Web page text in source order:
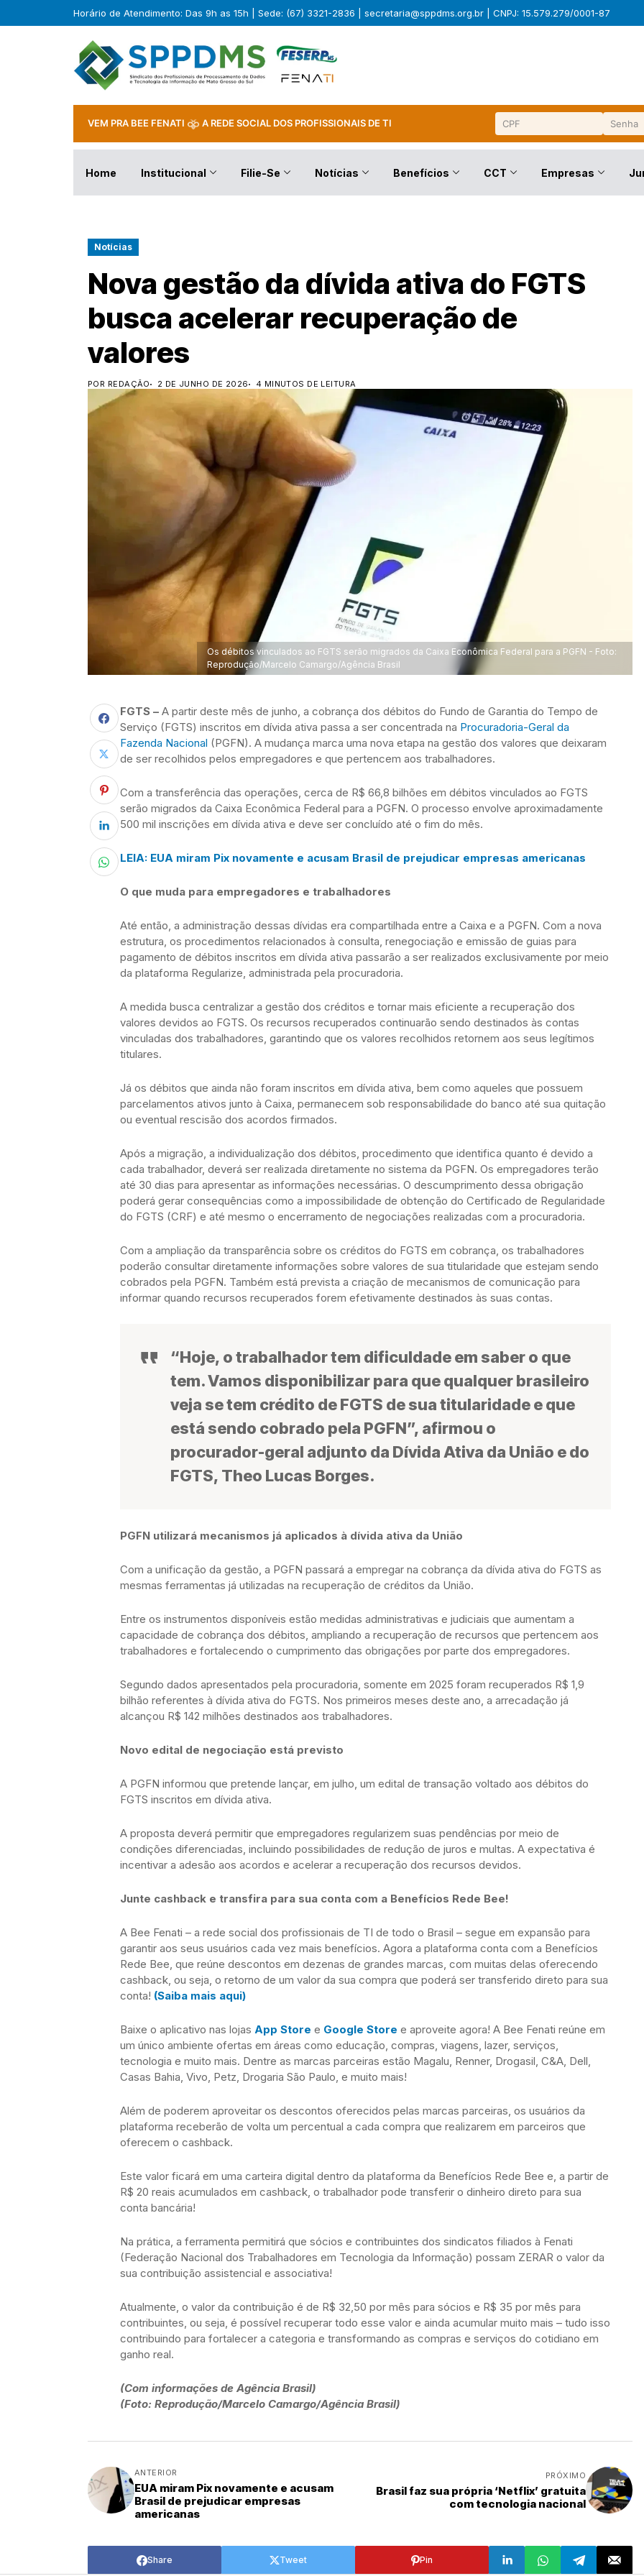
Horário de Atendimento: Das 9h as 15h | Sede: (67) 3321-2836 | secretaria@sppdms.org.br | CNPJ: 15.579.279/0001-87
VEM PRA BEE FENATI A REDE SOCIAL DOS PROFISSIONAIS DE TI
Home Institucional Filie-Se Notícias Benefícios CCT Empresas
Notícias
Nova gestão da dívida ativa do FGTS
busca acelerar recuperação de
valores
POR REDAÇÃO 2 DE JUNHO DE 2026 4 MINUTOS DE LEITURA
Os débitos vinculados ao FGTS serão migrados da Caixa Econômica Federal para a PGFN - Foto:
Reprodução/Marcelo Camargo/Agência Brasil
FGTS – A partir deste mês de junho, a cobrança dos débitos do Fundo de Garantia do Tempo de
Serviço (FGTS) inscritos em dívida ativa passa a ser concentrada na Procuradoria-Geral da
Fazenda Nacional (PGFN). A mudança marca uma nova etapa na gestão dos valores que deixaram
de ser recolhidos pelos empregadores e que pertencem aos trabalhadores.
Com a transferência das operações, cerca de R$ 66,8 bilhões em débitos vinculados ao FGTS
serão migrados da Caixa Econômica Federal para a PGFN. O processo envolve aproximadamente
500 mil inscrições em dívida ativa e deve ser concluído até o fim do mês.
LEIA: EUA miram Pix novamente e acusam Brasil de prejudicar empresas americanas
O que muda para empregadores e trabalhadores
Até então, a administração dessas dívidas era compartilhada entre a Caixa e a PGFN. Com a nova
estrutura, os procedimentos relacionados à consulta, renegociação e emissão de guias para
pagamento de débitos inscritos em dívida ativa passarão a ser realizados exclusivamente por meio
da plataforma Regularize, administrada pela procuradoria.
A medida busca centralizar a gestão dos créditos e tornar mais eficiente a recuperação dos
valores devidos ao FGTS. Os recursos recuperados continuarão sendo destinados às contas
vinculadas dos trabalhadores, garantindo que os valores recolhidos retornem aos seus legítimos
titulares.
Já os débitos que ainda não foram inscritos em dívida ativa, bem como aqueles que possuem
parcelamentos ativos junto à Caixa, permanecem sob responsabilidade do banco até sua quitação
ou eventual rescisão dos acordos firmados.
Após a migração, a individualização dos débitos, procedimento que identifica quanto é devido a
cada trabalhador, deverá ser realizada diretamente no sistema da PGFN. Os empregadores terão
até 30 dias para apresentar as informações necessárias. O descumprimento dessa obrigação
poderá gerar consequências como a impossibilidade de obtenção do Certificado de Regularidade
do FGTS (CRF) e até mesmo o encerramento de negociações realizadas com a procuradoria.
Com a ampliação da transparência sobre os créditos do FGTS em cobrança, os trabalhadores
poderão consultar diretamente informações sobre valores de sua titularidade que estejam sendo
cobrados pela PGFN. Também está prevista a criação de mecanismos de comunicação para
informar quando recursos recuperados forem efetivamente destinados às suas contas.
“Hoje, o trabalhador tem dificuldade em saber o que
tem. Vamos disponibilizar para que qualquer brasileiro
veja se tem crédito de FGTS de sua titularidade e que
está sendo cobrado pela PGFN”, afirmou o
procurador-geral adjunto da Dívida Ativa da União e do
FGTS, Theo Lucas Borges.
PGFN utilizará mecanismos já aplicados à dívida ativa da União
Com a unificação da gestão, a PGFN passará a empregar na cobrança da dívida ativa do FGTS as
mesmas ferramentas já utilizadas na recuperação de créditos da União.
Entre os instrumentos disponíveis estão medidas administrativas e judiciais que aumentam a
capacidade de cobrança dos débitos, ampliando a recuperação de recursos que pertencem aos
trabalhadores e fortalecendo o cumprimento das obrigações por parte dos empregadores.
Segundo dados apresentados pela procuradoria, somente em 2025 foram recuperados R$ 1,9
bilhão referentes à dívida ativa do FGTS. Nos primeiros meses deste ano, a arrecadação já
alcançou R$ 142 milhões destinados aos trabalhadores.
Novo edital de negociação está previsto
A PGFN informou que pretende lançar, em julho, um edital de transação voltado aos débitos do
FGTS inscritos em dívida ativa.
A proposta deverá permitir que empregadores regularizem suas pendências por meio de
condições diferenciadas, incluindo possibilidades de redução de juros e multas. A expectativa é
incentivar a adesão aos acordos e acelerar a recuperação dos recursos devidos.
Junte cashback e transfira para sua conta com a Benefícios Rede Bee!
A Bee Fenati – a rede social dos profissionais de TI de todo o Brasil – segue em expansão para
garantir aos seus usuários cada vez mais benefícios. Agora a plataforma conta com a Benefícios
Rede Bee, que reúne descontos em dezenas de grandes marcas, com muitas delas oferecendo
cashback, ou seja, o retorno de um valor da sua compra que poderá ser transferido direto para sua
conta! (Saiba mais aqui)
Baixe o aplicativo nas lojas App Store e Google Store e aproveite agora! A Bee Fenati reúne em
um único ambiente ofertas em áreas como educação, compras, viagens, lazer, serviços,
tecnologia e muito mais. Dentre as marcas parceiras estão Magalu, Renner, Drogasil, C&A, Dell,
Casas Bahia, Vivo, Petz, Drogaria São Paulo, e muito mais!
Além de poderem aproveitar os descontos oferecidos pelas marcas parceiras, os usuários da
plataforma receberão de volta um percentual a cada compra que realizarem em parceiros que
oferecem o cashback.
Este valor ficará em uma carteira digital dentro da plataforma da Benefícios Rede Bee e, a partir de
R$ 20 reais acumulados em cashback, o trabalhador pode transferir o dinheiro direto para sua
conta bancária!
Na prática, a ferramenta permitirá que sócios e contribuintes dos sindicatos filiados à Fenati
(Federação Nacional dos Trabalhadores em Tecnologia da Informação) possam ZERAR o valor da
sua contribuição assistencial e associativa!
Atualmente, o valor da contribuição é de R$ 32,50 por mês para sócios e R$ 35 por mês para
contribuintes, ou seja, é possível recuperar todo esse valor e ainda acumular muito mais – tudo isso
contribuindo para fortalecer a categoria e transformando as compras e serviços do cotidiano em
ganho real.
(Com informações de Agência Brasil)
(Foto: Reprodução/Marcelo Camargo/Agência Brasil)
ANTERIOR
EUA miram Pix novamente e acusam
Brasil de prejudicar empresas
americanas
PRÓXIMO
Brasil faz sua própria ‘Netflix’ gratuita
com tecnologia nacional
Share Tweet Pin